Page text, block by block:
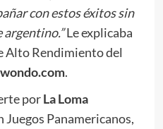
con estos éxitos sin
argentino.”Le explicaba
Alto Rendimiento del
.
porLa Loma
Juegos Panamericanos,